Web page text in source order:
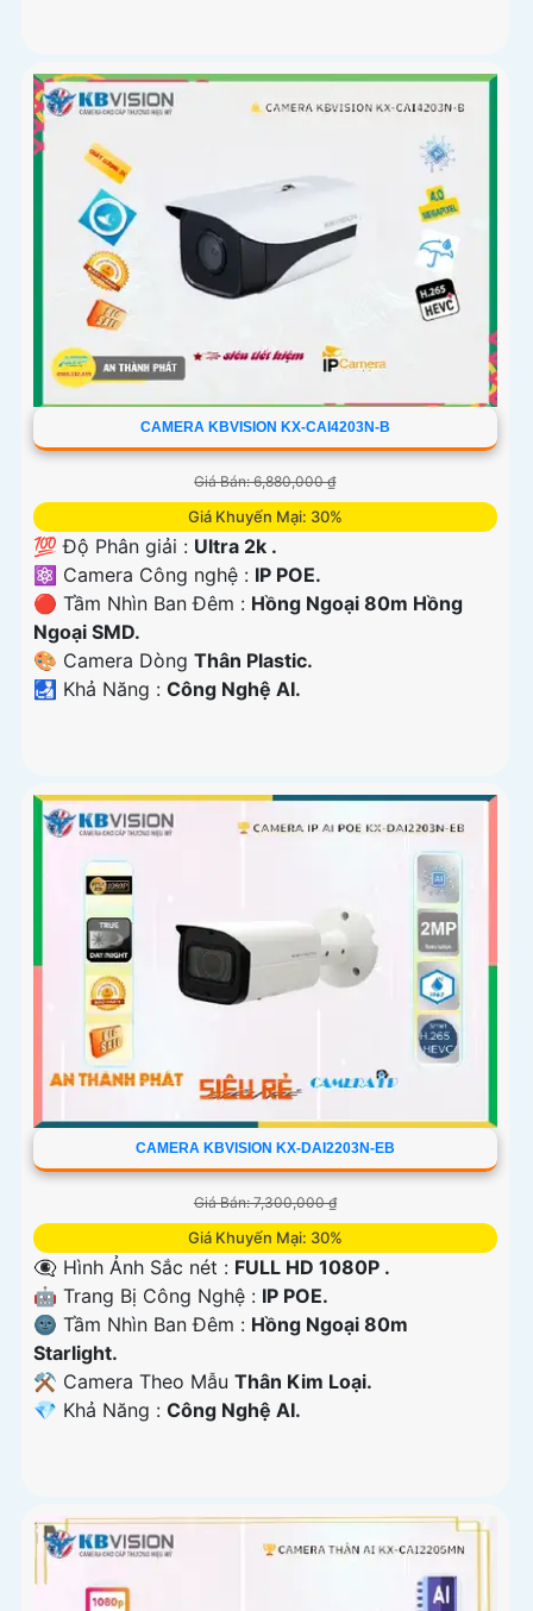
CAMERA KBVISION KX-CAI4203N-B
Giá Bán: 6,880,000 ₫
Giá Khuyến Mại: 30%
💯 Độ Phân giải : Ultra 2k .
⚛️ Camera Công nghệ : IP POE.
🔴 Tầm Nhìn Ban Đêm : Hồng Ngoại 80m Hồng
Ngoại SMD.
🎨 Camera Dòng Thân Plastic.
️🛃 Khả Năng : Công Nghệ AI.
CAMERA KBVISION KX-DAI2203N-EB
Giá Bán: 7,300,000 ₫
Giá Khuyến Mại: 30%
👁️‍🗨 Hình Ảnh Sắc nét : FULL HD 1080P .
🤖️ Trang Bị Công Nghệ : IP POE.
🌚 Tầm Nhìn Ban Đêm : Hồng Ngoại 80m
Starlight.
⚒ Camera Theo Mẫu Thân Kim Loại.
️💎 Khả Năng : Công Nghệ AI.